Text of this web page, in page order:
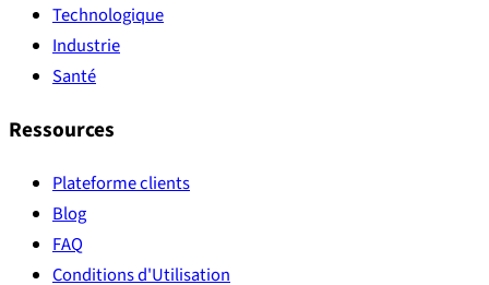
Technologique
Industrie
Santé
Ressources
Plateforme clients
Blog
FAQ
Conditions d'Utilisation